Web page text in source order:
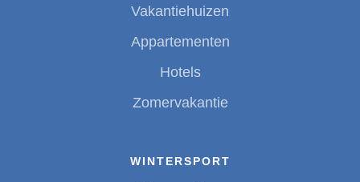
Vakantiehuizen
Appartementen
Hotels
Zomervakantie
WINTERSPORT